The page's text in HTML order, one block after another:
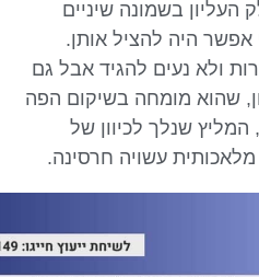
בשמונה שיניים
היה להציל אותן.
ולא נעים להגיד אבל גם
שהוא מומחה בשיקום הפה
שנלך לכיוון של
עשויה חרסינה.